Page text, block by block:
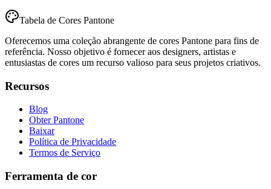
Tabela de Cores Pantone
Oferecemos uma coleção abrangente de cores Pantone para fins de
referência. Nosso objetivo é fornecer aos designers, artistas e
entusiastas de cores um recurso valioso para seus projetos criativos.
Recursos
Blog
Obter Pantone
Baixar
Política de Privacidade
Termos de Serviço
Ferramenta de cor